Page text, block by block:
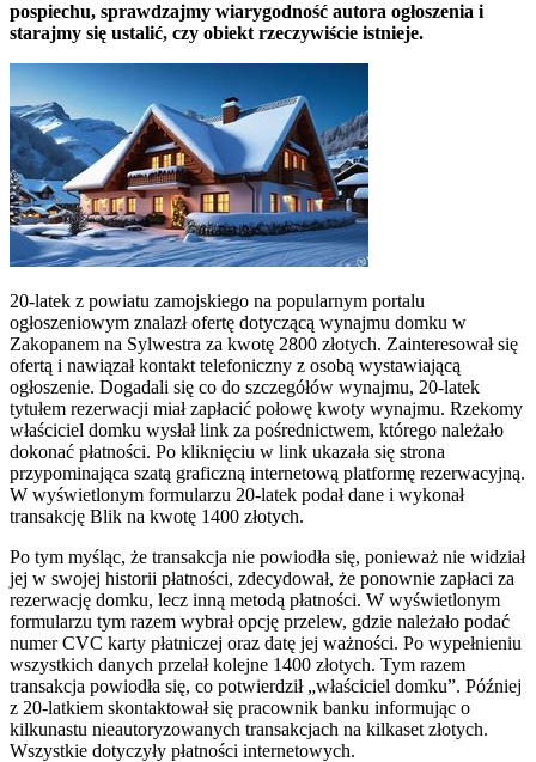
pospiechu, sprawdzajmy wiarygodność autora ogłoszenia i
starajmy się ustalić, czy obiekt rzeczywiście istnieje.
20-latek z powiatu zamojskiego na popularnym portalu
ogłoszeniowym znalazł ofertę dotyczącą wynajmu domku w
Zakopanem na Sylwestra za kwotę 2800 złotych. Zainteresował się
ofertą i nawiązał kontakt telefoniczny z osobą wystawiającą
ogłoszenie. Dogadali się co do szczegółów wynajmu, 20-latek
tytułem rezerwacji miał zapłacić połowę kwoty wynajmu. Rzekomy
właściciel domku wysłał link za pośrednictwem, którego należało
dokonać płatności. Po kliknięciu w link ukazała się strona
przypominająca szatą graficzną internetową platformę rezerwacyjną.
W wyświetlonym formularzu 20-latek podał dane i wykonał
transakcję Blik na kwotę 1400 złotych.
Po tym myśląc, że transakcja nie powiodła się, ponieważ nie widział
jej w swojej historii płatności, zdecydował, że ponownie zapłaci za
rezerwację domku, lecz inną metodą płatności. W wyświetlonym
formularzu tym razem wybrał opcję przelew, gdzie należało podać
numer CVC karty płatniczej oraz datę jej ważności. Po wypełnieniu
wszystkich danych przelał kolejne 1400 złotych. Tym razem
transakcja powiodła się, co potwierdził „właściciel domku”. Później
z 20-latkiem skontaktował się pracownik banku informując o
kilkunastu nieautoryzowanych transakcjach na kilkaset złotych.
Wszystkie dotyczyły płatności internetowych.